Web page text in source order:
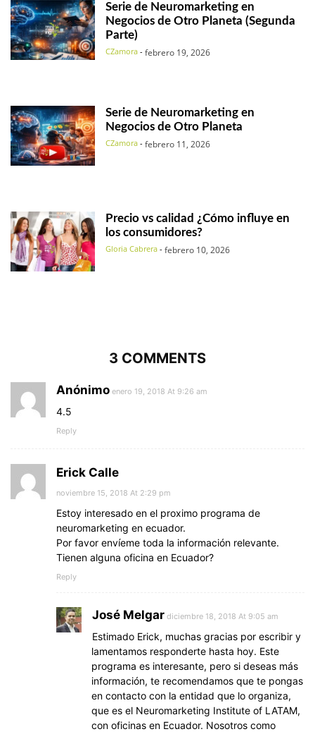
Serie de Neuromarketing en
Negocios de Otro Planeta (Segunda
Parte)
CZamora - febrero 19, 2026
Serie de Neuromarketing en
Negocios de Otro Planeta
CZamora - febrero 11, 2026
Precio vs calidad ¿Cómo influye en
los consumidores?
Gloria Cabrera - febrero 10, 2026
3 COMMENTS
Anónimo enero 19, 2018 At 9:26 am
4.5
Reply
Erick Calle
noviembre 15, 2018 At 2:29 pm
Estoy interesado en el proximo programa de
neuromarketing en ecuador.
Por favor envíeme toda la información relevante.
Tienen alguna oficina en Ecuador?
Reply
José Melgar diciembre 18, 2018 At 9:05 am
Estimado Erick, muchas gracias por escribir y
lamentamos responderte hasta hoy. Este
programa es interesante, pero si deseas más
información, te recomendamos que te pongas
en contacto con la entidad que lo organiza,
que es el Neuromarketing Institute of LATAM,
con oficinas en Ecuador. Nosotros como